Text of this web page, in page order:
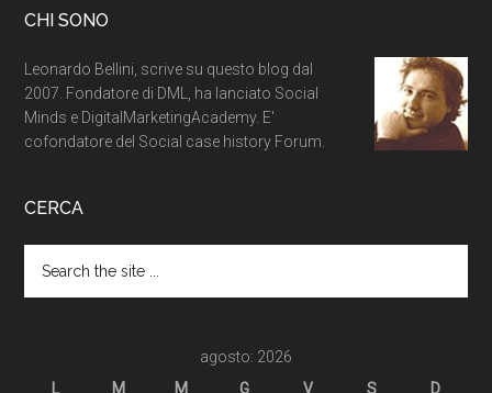
CHI SONO
Leonardo Bellini, scrive su questo blog dal
2007. Fondatore di DML, ha lanciato Social
Minds e DigitalMarketingAcademy. E'
cofondatore del Social case history Forum.
CERCA
agosto: 2026
L
M M G V S D